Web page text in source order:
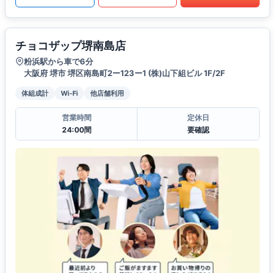
チョコザップ堺南島店
粉浜駅から車で6分
大阪府 堺市 堺区南島町2ー123ー1 (株)山下組ビル 1F/2F
体組成計 Wi-Fi 他店舗利用
営業時間
24:00間
定休日
要確認